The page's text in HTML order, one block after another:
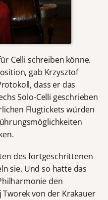
Celli schreiben könne.
gab Krzysztof
dass er das
Solo-Celli geschrieben
Flugtickets würden
des fortgeschrittenen
sie. Und so hatte das
den
von der Krakauer